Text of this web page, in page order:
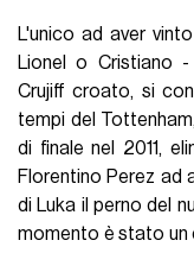
L'unico ad aver
Lionel o Cristiano
Crujiff croato, si
tempi del
di finale nel 2011,
Florentino Perez ad
di Luka il perno del
momento è stato un